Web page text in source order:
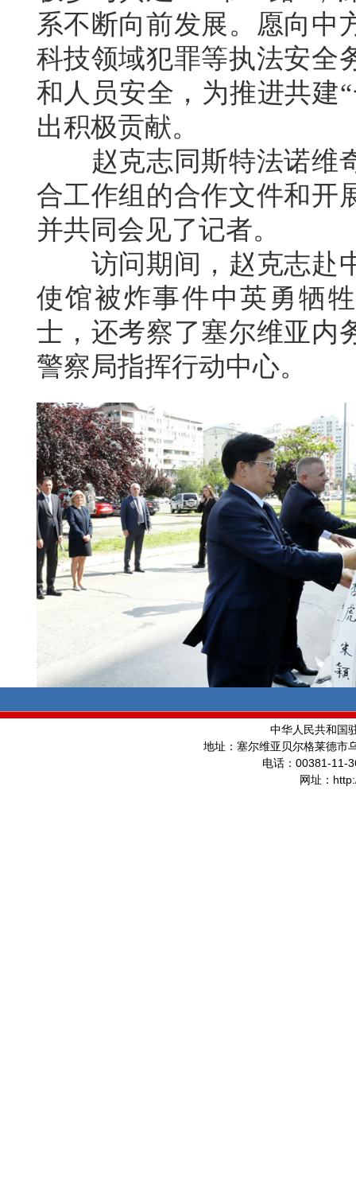
系不断向前发展。愿向中
科技领域犯罪等执法安全
和人员安全，为推进共建
出积极贡献。
赵克志同斯特法诺维奇
合工作组的合作文件和开
并共同会见了记者。
访问期间，赵克志赴中
使馆被炸事件中英勇牺
士，还考察了塞尔维亚内
警察局指挥行动中心。
中华人民共和国
地址：塞尔维亚贝尔格莱德市
电话： 00381-11-
网址：